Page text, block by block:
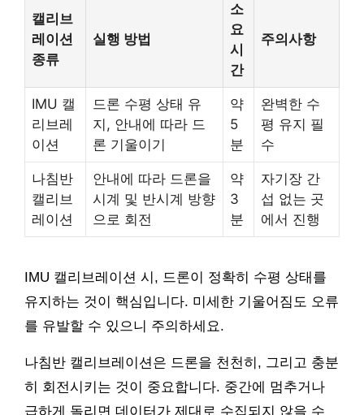
캘리브
레이션
종류
실행 방법
소
요
시
간
주의사항
IMU 캘
리브레
이션
드론 수평 상태 유
지, 안내에 따라 드
론 기울이기
약
5
분
완벽한 수
평 유지 필
수
나침반
캘리브
레이션
안내에 따라 드론을
시계 및 반시계 방향
으로 회전
약
3
분
자기장 간
섭 없는 곳
에서 진행
IMU 캘리브레이션 시, 드론이 정확히 수평 상태를
유지하는 것이 핵심입니다. 미세한 기울어짐도 오류
를 유발할 수 있으니 주의하세요.
나침반 캘리브레이션은 드론을 천천히, 그리고 충분
히 회전시키는 것이 중요합니다. 중간에 멈추거나
급하게 돌리면 데이터가 제대로 수집되지 않을 수